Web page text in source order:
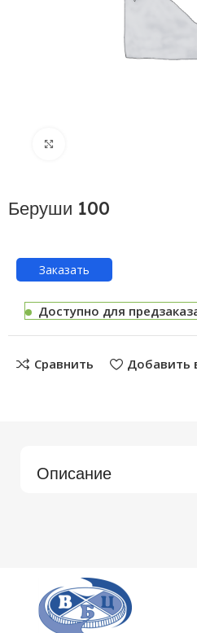
Беруши 100
Заказать
Доступно для
Сравнить Добавить
Описание